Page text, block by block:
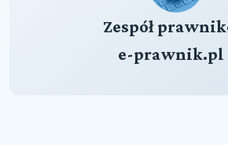
Zespół
e-prawnik.pl